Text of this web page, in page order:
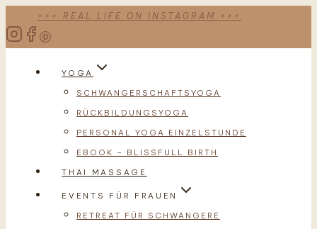
Inhalt
+++ REAL LIFE ON INSTAGRAM +++
YOGA
SCHWANGERSCHAFTSYOGA
RÜCKBILDUNGSYOGA
PERSONAL YOGA EINZELSTUNDE
EBOOK – BLISSFULL BIRTH
THAI MASSAGE
EVENTS FÜR FRAUEN
RETREAT FÜR SCHWANGERE